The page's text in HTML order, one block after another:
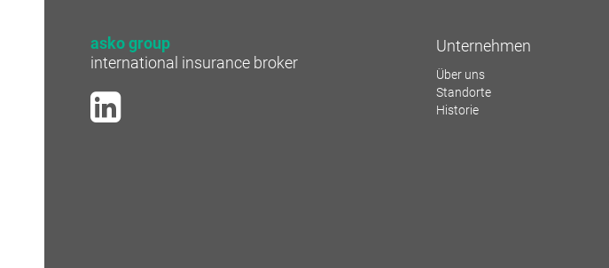
asko group
international insurance broker
Unternehmen
Über uns
Standorte
Historie